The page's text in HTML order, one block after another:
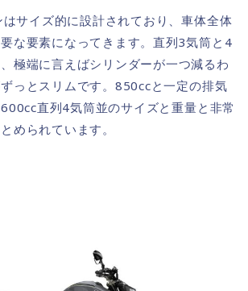
サイズ的に設計されており、車体全体
な要素になってきます。直列3気筒と4
極端に言えばシリンダーが一つ減るわ
っとスリムです。850ccと一定の排気
直列4気筒並のサイズと重量と非常
められています。